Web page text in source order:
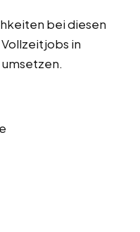
bei diesen
in